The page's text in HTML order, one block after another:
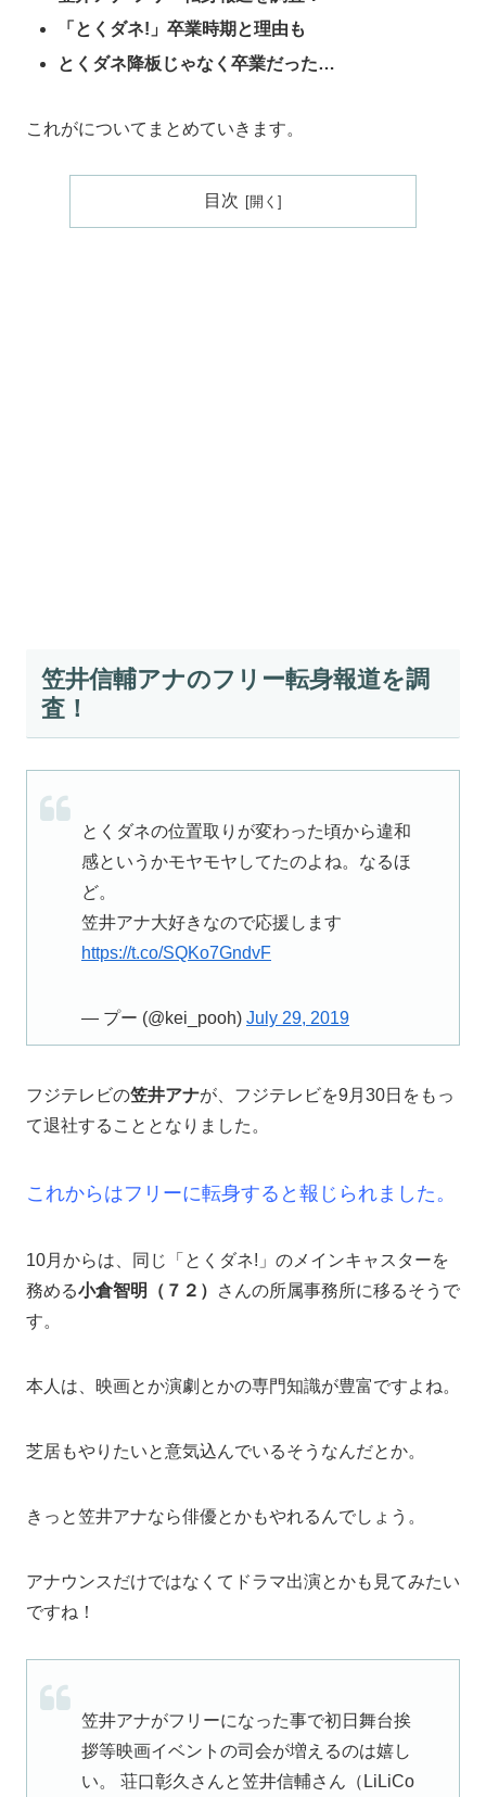
「とくダネ!」卒業時期と理由も
とくダネ降板じゃなく卒業だった…
これがについてまとめていきます。
目次
笠井信輔アナのフリー転身報道を調
査！
とくダネの位置取りが変わった頃から違和
感というかモヤモヤしてたのよね。なるほ
ど。
笠井アナ大好きなので応援します
https://t.co/SQKo7GndvF
— プー (@kei_pooh) July 29, 2019
フジテレビの笠井アナが、フジテレビを9月30日をもっ
て退社することとなりました。
これからはフリーに転身すると報じられました。
10月からは、同じ「とくダネ!」のメインキャスターを
務める小倉智明（７２）
さんの所属事務所に移るそうで
す。
本人は、映画とか演劇とかの専門知識が豊富ですよね。
芝居もやりたいと意気込んでいるそうなんだとか。
きっと笠井アナなら俳優とかもやれるんでしょう。
アナウンスだけではなくてドラマ出演とかも見てみたい
ですね！
笠井アナがフリーになった事で初日舞台挨
拶等映画イベントの司会が増えるのは嬉し
い。 荘口彰久さんと笠井信輔さん（LiLiCo